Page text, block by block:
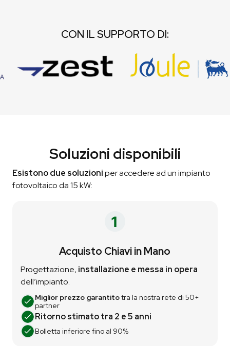
CON IL SUPPORTO DI:
Soluzioni disponibili
Esistono due soluzioniper accedere ad un impianto
fotovoltaico da 15 kW:
Acquisto Chiavi in Mano
Progettazione, installazione e messa in opera
dell’impianto.
Miglior prezzo garantitotra la nostra rete di 50+
partner
Ritorno stimato tra 2 e 5 anni
Bolletta inferiore fino al 90%